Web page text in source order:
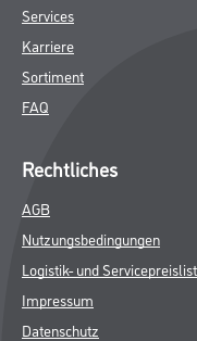
Services
Karriere
Sortiment
FAQ
Rechtliches
AGB
Nutzungsbedingungen
Logistik- und
Impressum
Datenschutz